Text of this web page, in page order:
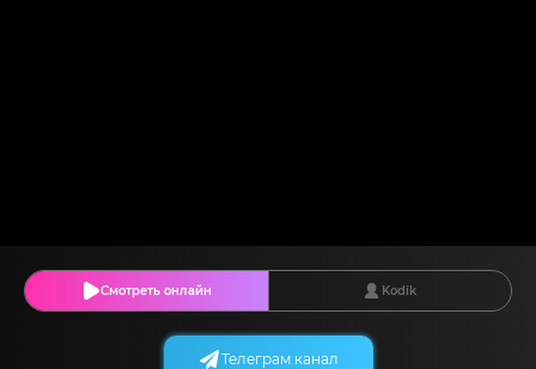
Смотреть онлайн Kodik
Телеграм канал